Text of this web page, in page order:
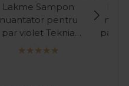
Lakme Sampon
nuantator pentru
par violet Teknia
Refresh Violet
par